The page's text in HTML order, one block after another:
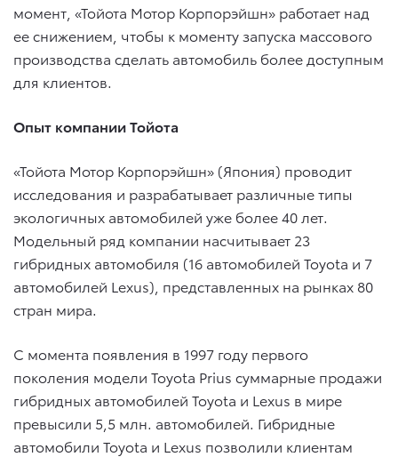
момент, «Тойота Мотор Корпорэйшн» работает над
ее снижением, чтобы к моменту запуска массового
производства сделать автомобиль более доступным
для клиентов.
Опыт компании Тойота
«Тойота Мотор Корпорэйшн» (Япония) проводит
исследования и разрабатывает различные типы
экологичных автомобилей уже более 40 лет.
Модельный ряд компании насчитывает 23
гибридных автомобиля (16 автомобилей Toyota и 7
автомобилей Lexus), представленных на рынках 80
стран мира.
C момента появления в 1997 году первого
поколения модели Toyota Prius суммарные продажи
гибридных автомобилей Toyota и Lexus в мире
превысили 5,5 млн. автомобилей. Гибридные
автомобили Toyota и Lexus позволили клиентам